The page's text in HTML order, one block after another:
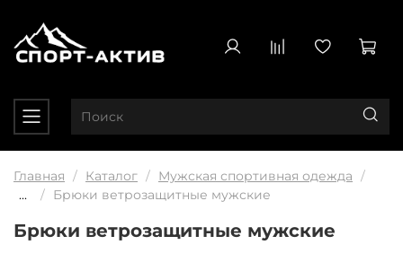
Главная Каталог
Мужская спортивная одежда
...
Брюки ветрозащитные мужские
Брюки ветрозащитные мужские